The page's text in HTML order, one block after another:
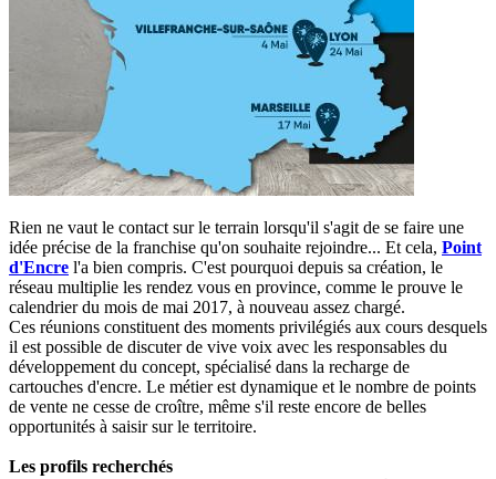
Rien ne vaut le contact sur le terrain lorsqu'il s'agit de se faire une
idée précise de la franchise qu'on souhaite rejoindre... Et cela, Point
d'Encre l'a bien compris. C'est pourquoi depuis sa création, le
réseau multiplie les rendez vous en province, comme le prouve le
calendrier du mois de mai 2017, à nouveau assez chargé.
Ces réunions constituent des moments privilégiés aux cours desquels
il est possible de discuter de vive voix avec les responsables du
développement du concept, spécialisé dans la recharge de
cartouches d'encre. Le métier est dynamique et le nombre de points
de vente ne cesse de croître, même s'il reste encore de belles
opportunités à saisir sur le territoire.
Les profils recherchés